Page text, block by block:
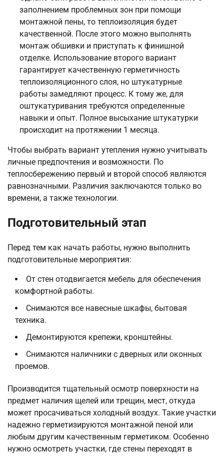
заполнением проблемных зон при помощи
монтажной пены, то теплоизоляция будет
качественной. После этого можно выполнять
монтаж обшивки и приступать к финишной
отделке. Использование второго вариант
гарантирует качественную герметичность
теплоизоляционного слоя, но штукатурные
работы замедляют процесс. К тому же, для
оштукатуривания требуются определенные
навыки и опыт. Полное высыхание штукатурки
происходит на протяжении 1 месяца.
Чтобы выбрать вариант утепления нужно учитывать
личные предпочтения и возможности. По
теплосбережению первый и второй способ являются
равнозначными. Различия заключаются только во
времени, а также технологии.
Подготовительный этап
Перед тем как начать работы, нужно выполнить
подготовительные мероприятия:
От стен отодвигается мебель для обеспечения
комфортной работы.
Снимаются все навесные шкафы, бытовая
техника.
Демонтируются крепежи, кронштейны.
Снимаются наличники с дверных или оконных
проемов.
Производится тщательный осмотр поверхности на
предмет наличия щелей или трещин, мест, откуда
может просачиваться холодный воздух. Такие участки
надежно герметизируются монтажной пеной или
любым другим качественным герметиком. Особенно
нужно осмотреть участки, где стены переходят в